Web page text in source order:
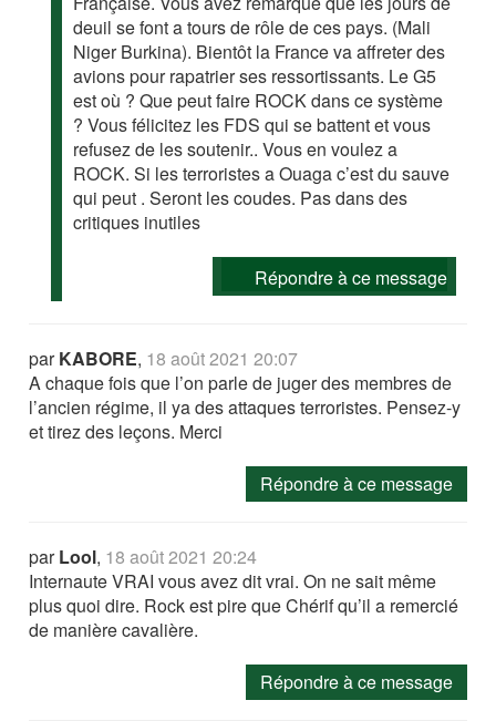
deuil se font a tours de rôle de ces pays. (Mali
Niger Burkina). Bientôt la France va affreter des
avions pour rapatrier ses ressortissants. Le G5
est où ? Que peut faire ROCK dans ce système
? Vous félicitez les FDS qui se battent et vous
refusez de les soutenir.. Vous en voulez a
ROCK. Si les terroristes a Ouaga c’est du sauve
qui peut . Seront les coudes. Pas dans des
critiques inutiles
Répondre à ce message
parKABORE, 18 août 2021 20:07
A chaque fois que l’on parle de juger des membres de
l’ancien régime, il ya des attaques terroristes. Pensez-y
et tirez des leçons. Merci
Répondre à ce message
parLool, 18 août 2021 20:24
Internaute VRAI vous avez dit vrai. On ne sait même
plus quoi dire. Rock est pire que Chérif qu’il a remercié
de manière cavalière.
Répondre à ce message